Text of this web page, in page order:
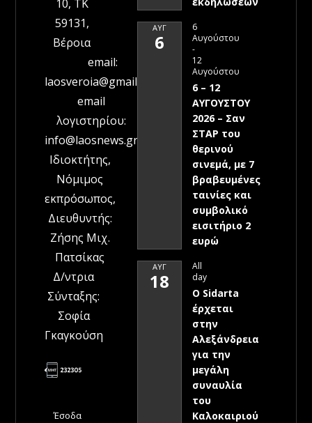
10, ΤΚ
59131,
Βέροια
email:
laosveroia@gmail.com
email
λογιστηρίου:
info@laosnews.gr
Ιδιοκτήτης,
Νόμιμος
εκπρόσωπος,
Διευθυντής:
Ζήσης Μιχ.
Πατσίκας
Δ/ντρια
Σύνταξης:
Σοφία
Γκαγκούση
Έσοδα
ΑΥΓ
6
6
Αυγούστου
-
12
Αυγούστου
6 – 12
ΑΥΓΟΥΣΤΟΥ
2026 – Σαν
ΣΤΑΡ του
θερινού
σινεμά, με 7
βραβευμένες
ταινίες και
συμβολικό
εισιτήριο 2
ευρώ
ΑΥΓ
18
All
day
Ο Sidarta
έρχεται
στην
Αλεξάνδρεια
για την
μεγάλη
συναυλία
του
Καλοκαιριού